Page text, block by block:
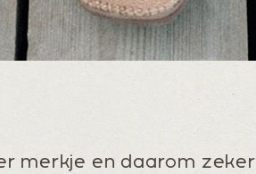
merkje en daarom zeker